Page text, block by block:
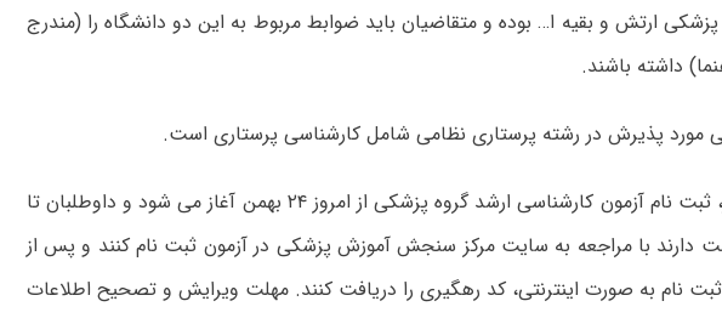
پزشکی ارتش و بقیه ا… بوده و متقاضیان باید ضوابط مربوط به این دو دانشگاه را (مندرج
داشته باشند.
مورد پذیرش در رشته پرستاری نظامی شامل کارشناسی پرستاری است.
به گزارش مهر، ثبت نام آزمون کارشناسی ارشد گروه پزشکی از امروز ۲۴ بهمن آغاز می شود و داوطلبان تا
دارند با مراجعه به سایت مرکز سنجش آموزش پزشکی در آزمون ثبت نام کنند و پس از
نام به صورت اینترنتی، کد رهگیری را دریافت کنند. مهلت ویرایش و تصحیح اطلاعات